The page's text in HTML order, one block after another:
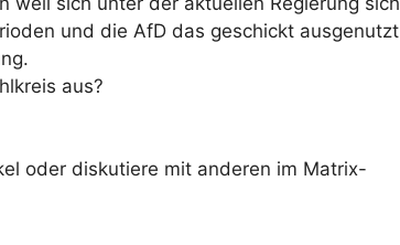
und die AfD das geschickt ausgenutzt
aus?
oder diskutiere mit anderen im Matrix-